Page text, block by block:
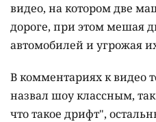
видео, на котором две
дороге, при этом мешая
автомобилей и угрожая
В комментариях к видео
назвал шоу классным,
что такое дрифт",